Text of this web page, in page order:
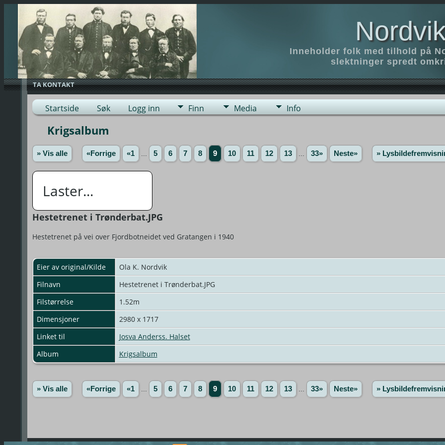
Inneholder folk med tilhold på
slektninger spredt
TA KONTAKT
Startside Søk Logg inn Finn Media Info
Krigsalbum
» Vis alle «Forrige «1 5 6 7 8 9 10 11 12 13 33» Neste» »
Laster...
Hestetrenet i Trønderbat.JPG
Hestetrenet på vei over Fjordbotneidet ved Gratangen i 1940
Eier av original/Kilde
Ola K. Nordvik
Filnavn
Hestetrenet i Trønderbat.JPG
Filstørrelse
1.52m
Dimensjoner
2980 x 1717
Linket til
Josva Anderss. Halset
Album
Krigsalbum
» Vis alle «Forrige «1 5 6 7 8 9 10 11 12 13 33» Neste» »